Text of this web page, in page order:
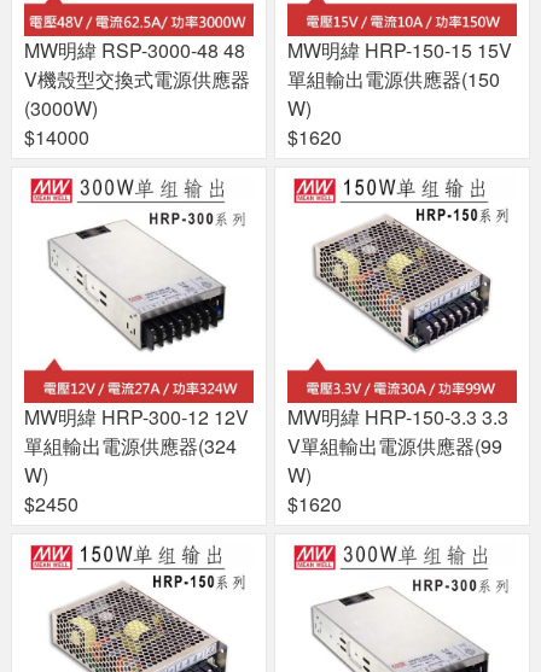
MW明緯 RSP-3000-48 48
V機殼型交換式電源供應器
(3000W)
$14000
MW明緯 HRP-150-15 15V
單組輸出電源供應器(150
W)
$1620
MW明緯 HRP-300-12 12V
單組輸出電源供應器(324
W)
$2450
MW明緯 HRP-150-3.3 3.3
V單組輸出電源供應器(99
W)
$1620